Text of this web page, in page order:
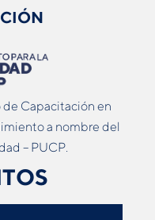
Capacitación en
a nombre del
– PUCP.